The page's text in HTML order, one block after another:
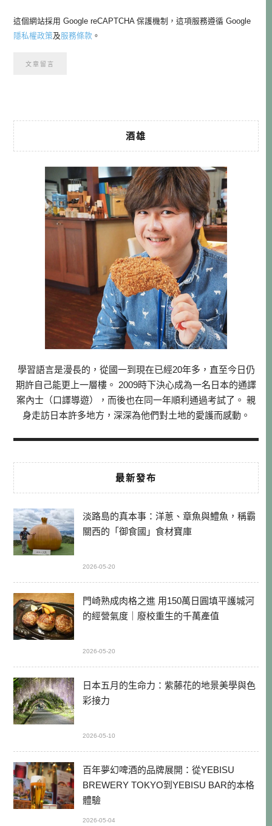
這個網站採用 Google reCAPTCHA 保護機制，這項服務遵循 Google
隱私權政策及服務條款 。
酒雄
學習語言是漫長的，從國一到現在已經20年多，直至今日仍
期許自己能更上一層樓。 2009時下決心成為一名日本的通譯
案內士（口譯導遊），而後也在同一年順利通過考試了。 親
身走訪日本許多地方，深深為他們對土地的愛護而感動。
最新發布
淡路島的真本事：洋蔥、章魚與鱧魚，稱霸
關西的「御食國」食材寶庫
2026-05-20
門崎熟成肉格之進 用150萬日圓填平護城河
的經營氣度｜廢校重生的千萬產值
2026-05-20
日本五月的生命力：紫藤花的地景美學與色
彩接力
2026-05-10
百年夢幻啤酒的品牌展開：從YEBISU
BREWERY TOKYO到YEBISU BAR的本格
體驗
2026-05-04